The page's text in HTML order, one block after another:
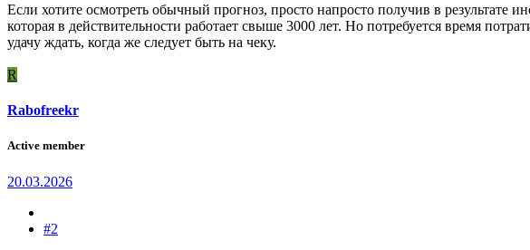
Если хотите осмотреть обычный прогноз, просто напросто получив в
которая в действительности работает свыше 3000 лет. Но потребуется время
удачу ждать, когда же следует быть на чеку.
R
Rabofreekr
Active member
20.03.2026
#2